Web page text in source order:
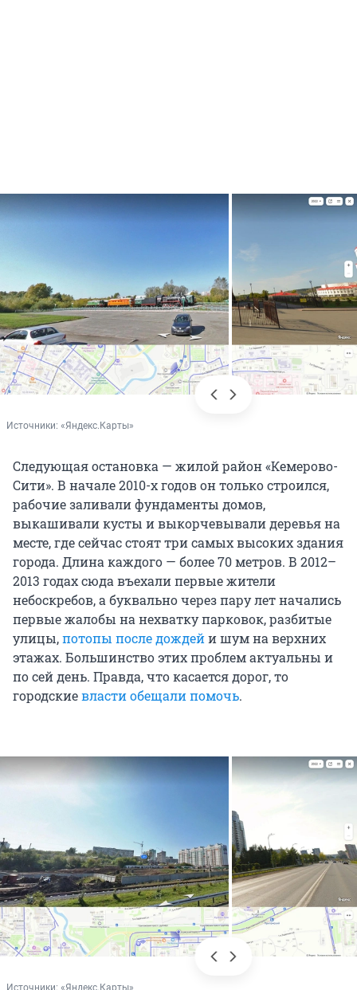
Источники: «Яндекс.Карты»
Следующая остановка — жилой район «Кемерово-
Сити». В начале 2010-х годов он только строился,
рабочие заливали фундаменты домов,
выкашивали кусты и выкорчевывали деревья на
месте, где сейчас стоят три самых высоких здания
города. Длина каждого — более 70 метров. В 2012–
2013 годах сюда въехали первые жители
небоскребов, а буквально через пару лет начались
первые жалобы на нехватку парковок, разбитые
улицы,потопы после дождейи шум на верхних
этажах. Большинство этих проблем актуальны и
по сей день. Правда, что касается дорог, то
городскиевласти обещали помочь.
Источники: «Яндекс.Карты»